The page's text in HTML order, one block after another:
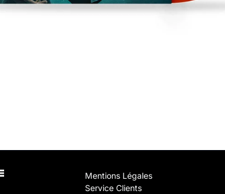
Mentions Légales
Service Clients